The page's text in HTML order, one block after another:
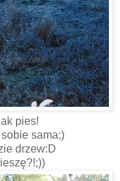
pies!
sama;)
drzew:D